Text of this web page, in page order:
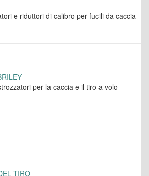
e riduttori di calibro per fucili da caccia
per la caccia e il tiro a volo
TIRO